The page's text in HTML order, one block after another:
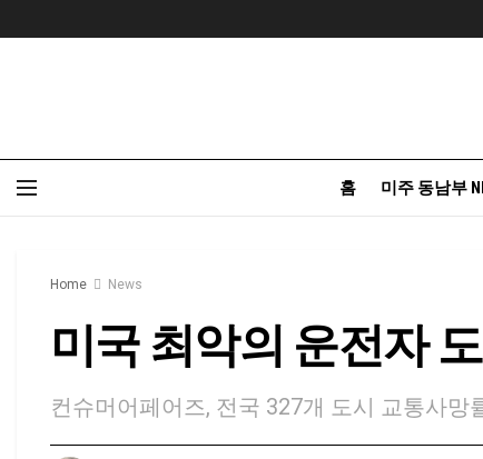
홈 미주 동남부
Home News
미국 최악의 운전자
컨슈머어페어즈, 전국 327개 도시 교통사망